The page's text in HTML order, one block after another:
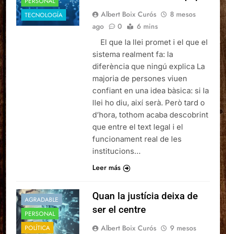
TECNOLOGÍA
Albert Boix Curós
8 mesos
ago
0 6 mins
El que la llei promet i el que el
sistema realment fa: la
diferència que ningú explica La
majoria de persones viuen
confiant en una idea bàsica: si la
llei ho diu, així serà. Però tard o
d’hora, tothom acaba descobrint
que entre el text legal i el
funcionament real de les
institucions…
Leer más
AGRADABLE
PERSONAL
POLÍTICA
Quan la justícia deixa de
ser el centre
Albert Boix Curós
9 mesos